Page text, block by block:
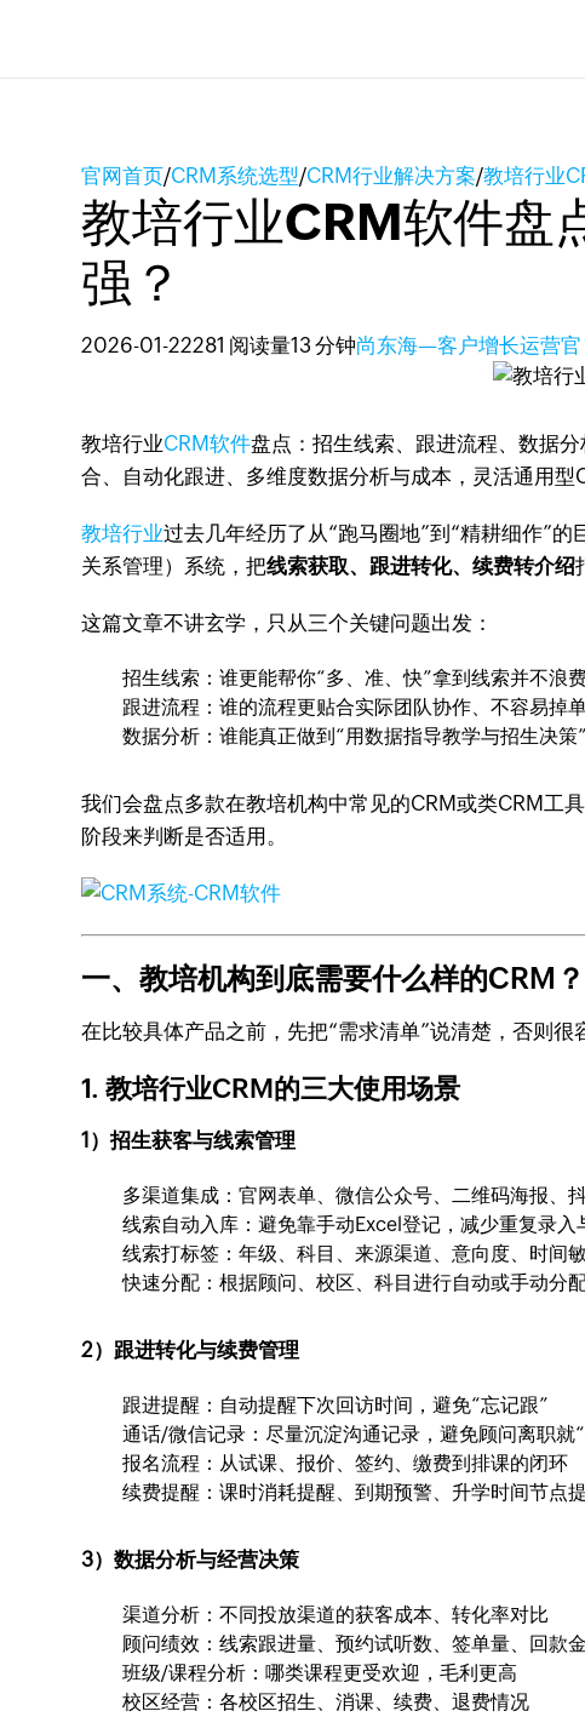
官网首页/CRM系统选型/CRM行业解决方案/教培行业
教培行业CRM软件盘
强？
2026-01-22281 阅读量13 分钟尚东海—客户增长运营官
教培行业CRM软件盘点：招生线索、跟进流程、数据
合、自动化跟进、多维度数据分析与成本，灵活通用型
教培行业过去几年经历了从“跑马圈地”到“精耕细作”
关系管理）系统，把线索获取、跟进转化、续费转介绍
这篇文章不讲玄学，只从三个关键问题出发：
招生线索：谁更能帮你“多、准、快”拿到线索并不浪
跟进流程：谁的流程更贴合实际团队协作、不容易掉
数据分析：谁能真正做到“用数据指导教学与招生决策
我们会盘点多款在教培机构中常见的CRM或类CRM工
阶段来判断是否适用。
一、教培机构到底需要什么样的CRM
在比较具体产品之前，先把“需求清单”说清楚，否则很
1. 教培行业CRM的三大使用场景
1）招生获客与线索管理
多渠道集成：官网表单、微信公众号、二维码海报、
线索自动入库：避免靠手动Excel登记，减少重复录入
线索打标签：年级、科目、来源渠道、意向度、时间
快速分配：根据顾问、校区、科目进行自动或手动分
2）跟进转化与续费管理
跟进提醒：自动提醒下次回访时间，避免“忘记跟”
通话/微信记录：尽量沉淀沟通记录，避免顾问离职就
报名流程：从试课、报价、签约、缴费到排课的闭环
续费提醒：课时消耗提醒、到期预警、升学时间节点
3）数据分析与经营决策
渠道分析：不同投放渠道的获客成本、转化率对比
顾问绩效：线索跟进量、预约试听数、签单量、回款
班级/课程分析：哪类课程更受欢迎，毛利更高
校区经营：各校区招生、消课、续费、退费情况